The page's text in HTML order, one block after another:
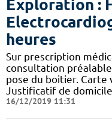
Exploration :
heures
Sur prescription
consultation
pose du boitier. Carte
Justificatif de
16/12/2019 11:31